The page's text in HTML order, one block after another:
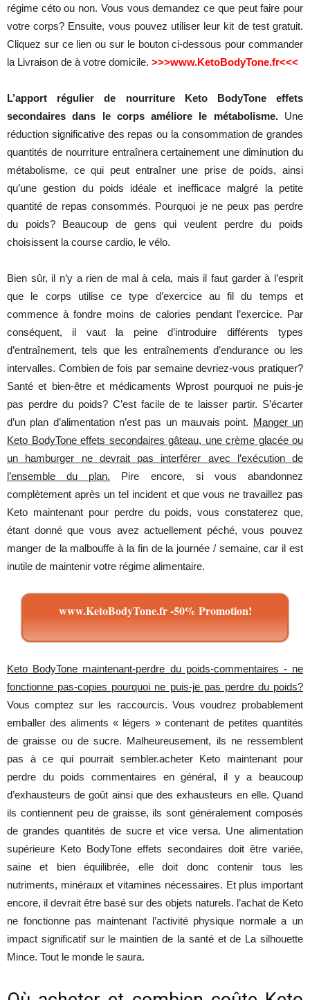
régime céto ou non. Vous vous demandez ce que peut faire pour
votre corps? Ensuite, vous pouvez utiliser leur kit de test gratuit.
Cliquez sur ce lien ou sur le bouton ci-dessous pour commander
la Livraison de à votre domicile. >>>www.KetoBodyTone.fr<<<
L’apport régulier de nourriture Keto BodyTone effets
secondaires dans le corps améliore le métabolisme.Une
réduction significative des repas ou la consommation de grandes
quantités de nourriture entraînera certainement une diminution du
métabolisme, ce qui peut entraîner une prise de poids, ainsi
qu’une gestion du poids idéale et inefficace malgré la petite
quantité de repas consommés. Pourquoi je ne peux pas perdre
du poids? Beaucoup de gens qui veulent perdre du poids
choisissent la course cardio, le vélo.
Bien sûr, il n’y a rien de mal à cela, mais il faut garder à l’esprit
que le corps utilise ce type d’exercice au fil du temps et
commence à fondre moins de calories pendant l’exercice. Par
conséquent, il vaut la peine d’introduire différents types
d’entraînement, tels que les entraînements d’endurance ou les
intervalles. Combien de fois par semaine devriez-vous pratiquer?
Santé et bien-être et médicaments Wprost pourquoi ne puis-je
pas perdre du poids? C’est facile de te laisser partir. S’écarter
d’un plan d’alimentation n’est pas un mauvais point. Manger un
Keto BodyTone effets secondaires gâteau, une crème glacée ou
un hamburger ne devrait pas interférer avec l’exécution de
l’ensemble du plan. Pire encore, si vous abandonnez
complètement après un tel incident et que vous ne travaillez pas
Keto maintenant pour perdre du poids, vous constaterez que,
étant donné que vous avez actuellement péché, vous pouvez
manger de la malbouffe à la fin de la journée / semaine, car il est
inutile de maintenir votre régime alimentaire.
www.KetoBodyTone.fr -50% Promotion!
Keto BodyTone maintenant-perdre du poids-commentaires - ne
fonctionne pas-copies pourquoi ne puis-je pas perdre du poids?
Vous comptez sur les raccourcis. Vous voudrez probablement
emballer des aliments « légers » contenant de petites quantités
de graisse ou de sucre. Malheureusement, ils ne ressemblent
pas à ce qui pourrait sembler.acheter Keto maintenant pour
perdre du poids commentaires en général, il y a beaucoup
d’exhausteurs de goût ainsi que des exhausteurs en elle. Quand
ils contiennent peu de graisse, ils sont généralement composés
de grandes quantités de sucre et vice versa. Une alimentation
supérieure Keto BodyTone effets secondaires doit être variée,
saine et bien équilibrée, elle doit donc contenir tous les
nutriments, minéraux et vitamines nécessaires. Et plus important
encore, il devrait être basé sur des objets naturels. l’achat de Keto
ne fonctionne pas maintenant l’activité physique normale a un
impact significatif sur le maintien de la santé et de La silhouette
Mince. Tout le monde le saura.